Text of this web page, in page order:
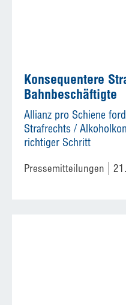
Konsequentere
Bahnbeschäftigte
Allianz pro Schiene
Strafrechts /
richtiger Schritt
Pressemitteilungen